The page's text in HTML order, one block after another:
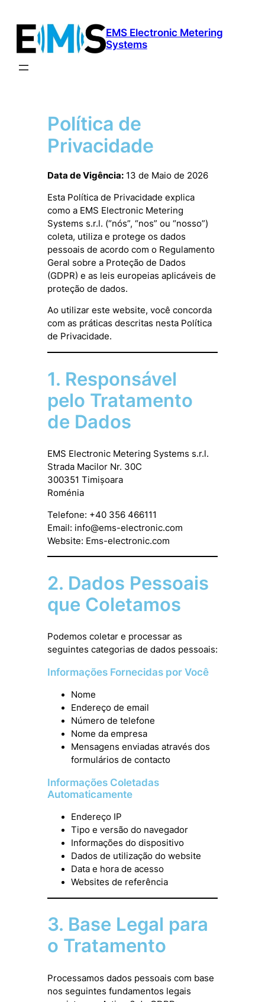
para
conteúdo
EMS Electronic Metering
Systems
Política de
Privacidade
Data de Vigência:13 de Maio de 2026
Esta Política de Privacidade explica
como a EMS Electronic Metering
Systems s.r.l. (“nós”, “nos” ou “nosso”)
coleta, utiliza e protege os dados
pessoais de acordo com o Regulamento
Geral sobre a Proteção de Dados
(GDPR) e as leis europeias aplicáveis de
proteção de dados.
Ao utilizar este website, você concorda
com as práticas descritas nesta Política
de Privacidade.
1. Responsável
pelo Tratamento
de Dados
EMS Electronic Metering Systems s.r.l.
Strada Macilor Nr. 30C
300351 Timișoara
Roménia
Telefone: +40 356 466111
Email: info@ems-electronic.com
Website: Ems-electronic.com
2. Dados Pessoais
que Coletamos
Podemos coletar e processar as
seguintes categorias de dados pessoais:
Informações Fornecidas por Você
Nome
Endereço de email
Número de telefone
Nome da empresa
Mensagens enviadas através dos
formulários de contacto
Informações Coletadas
Automaticamente
Endereço IP
Tipo e versão do navegador
Informações do dispositivo
Dados de utilização do website
Data e hora de acesso
Websites de referência
3. Base Legal para
o Tratamento
Processamos dados pessoais com base
nos seguintes fundamentos legais